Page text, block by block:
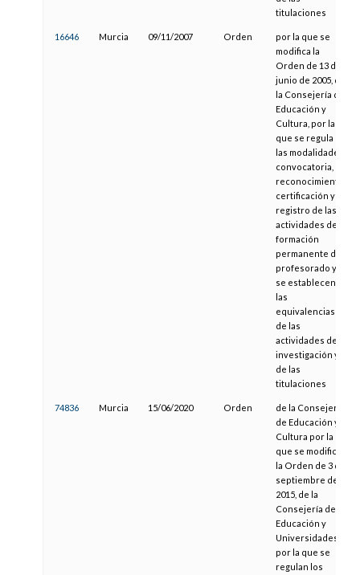
titulaciones
16646 Murcia 09/11/2007 Orden
por la que se
modifica la
Orden de 13 de
junio de 2005, de
la Consejería de
Educación y
Cultura, por la
que se regula
las modalidades,
convocatoria,
reconocimiento,
certificación y
registro de las
actividades de
formación
permanente del
profesorado y
se establecen
las
equivalencias
de las
actividades de
investigación y
de las
titulaciones
74836 Murcia 15/06/2020 Orden
de la Consejería
de Educación y
Cultura por la
que se modifica
la Orden de 3 de
septiembre de
2015, de la
Consejería de
Educación y
Universidades,
por la que se
regulan los